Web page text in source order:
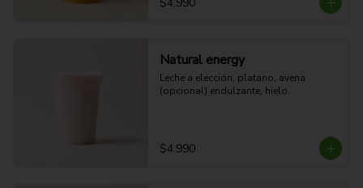
Natural energy
Leche a elección, platano, avena
(opcional) endulzante, hielo.
$4.990